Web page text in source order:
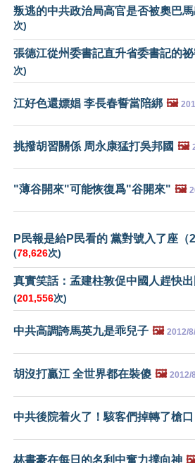
叛逃的中共政治局高官是否被奧巴
次)
張德江從州委書記直升省委書記的
次)
江好色還嫖娼 李長春誓當陪綁 🖼️
挑撥胡習關係 周永康猛打吳邦國 🖼️
"薄谷開來"可能恢復爲"谷開來" 🖼️
P民報是給P民看的 黨對號入了座（
(78,626次)
真實笑話：孟建柱敦促中國人趕快出
(201,556次)
中共高調誇馬英九是乖兒子 🖼️ 2012/
胡沒打贏江 全世界都在裝傻 🖼️ 2012/
中共後院着火了！駭客們掉轉了槍口
林書豪在每日的名利中奮力撲向神